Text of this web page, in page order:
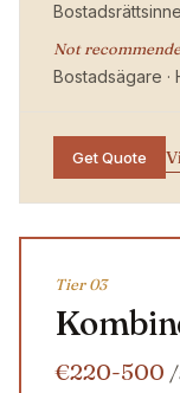
Not
Bostadsägare ·
Get Quote
Tier 03
€220-500